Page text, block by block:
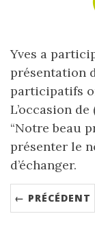
Yves a
présentation
participatifs
L’occasion
“Notre beau
présenter le
d’échanger.
← PRÉCÉDENT